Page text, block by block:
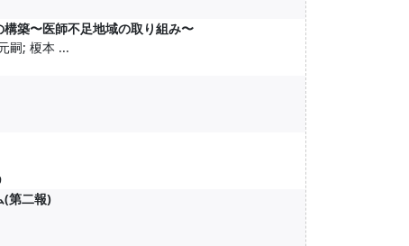
築〜医師不足地域の取り組み〜
嗣; 榎本 ...
(第二報)